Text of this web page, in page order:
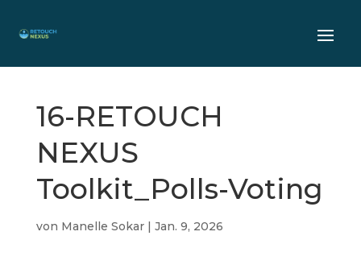
16-RETOUCH
NEXUS
Toolkit_Polls-Voting
von Manelle Sokar| Jan. 9, 2026